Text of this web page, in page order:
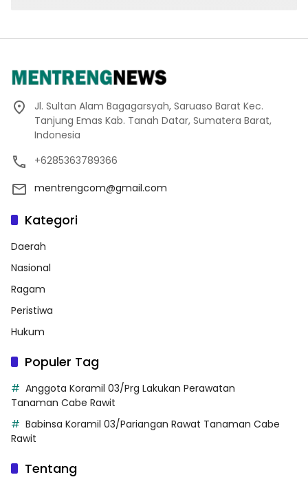
Jl. Sultan Alam Bagagarsyah, Saruaso Barat Kec.
Tanjung Emas Kab. Tanah Datar, Sumatera Barat,
Indonesia
+6285363789366
mentrengcom@gmail.com
Kategori
Daerah
Nasional
Ragam
Peristiwa
Hukum
Populer Tag
Anggota Koramil 03/Prg Lakukan Perawatan
Tanaman Cabe Rawit
Babinsa Koramil 03/Pariangan Rawat Tanaman Cabe
Rawit
Tentang